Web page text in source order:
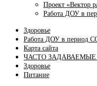
Проект «Вектор
Работа ДОУ в
Здоровье
Работа ДОУ в период
Карта сайта
ЧАСТО
Здоровье
Питание